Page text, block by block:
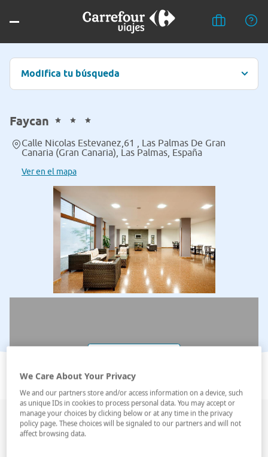
Modifica tu búsqueda
Faycan
Calle Nicolas Estevanez,61 , Las Palmas De Gran
Canaria (Gran Canaria), Las Palmas, España
Ver en el mapa
Constantemente renovando y con una oferta
adaptada a los tiempos que corren, es el sitio ideal
We Care About Your Privacy
We and our partners store and/or access information on a device, such
as unique IDs in cookies to process personal data. You may accept or
manage your choices by clicking below or at any time in the privacy
policy page. These choices will be signaled to our partners and will not
affect browsing data.